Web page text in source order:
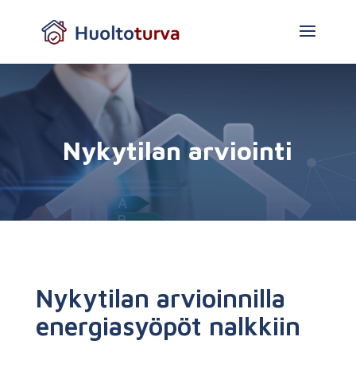
Nykytilan arviointi
Nykytilan arvioinnilla
energiasyöpöt nalkkiin